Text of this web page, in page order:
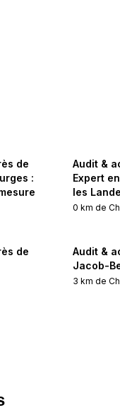
de
:
Audit &
Expert
les
0 km de
de
Audit &
Jacob-
3 km de